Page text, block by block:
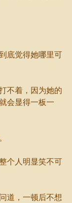
底觉得她哪里可
不着，因为她的
会显得一板一
个人明显笑不可
道，一顿后不想